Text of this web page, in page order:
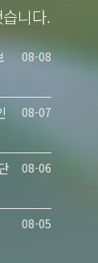
니다.
08-08
08-07
08-06
08-05